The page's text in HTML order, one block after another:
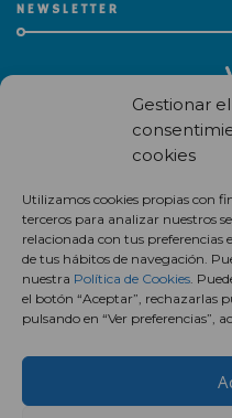
Gestionar el
cookies
Utilizamos cookies propias con
terceros para analizar nuestros
relacionada con tus
de tus hábitos de navegación.
nuestra Política de Cookies.
el botón “Aceptar”, rechazarlas
pulsando en “Ver preferencias”,
NEWSLETTER